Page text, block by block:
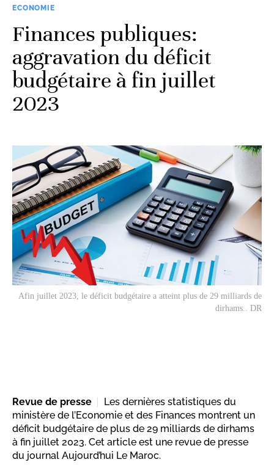
ECONOMIE
Finances publiques:
aggravation du déficit
budgétaire à fin juillet
2023
Afin juillet 2023, le déficit budgétaire a atteint plus de 29 milliards de
dirhams.. DR
Revue de presse
Les dernières statistiques du
ministère de l’Economie et des Finances montrent un
déficit budgétaire de plus de 29 milliards de dirhams
à fin juillet 2023. Cet article est une revue de presse
du journal Aujourd’hui Le Maroc.